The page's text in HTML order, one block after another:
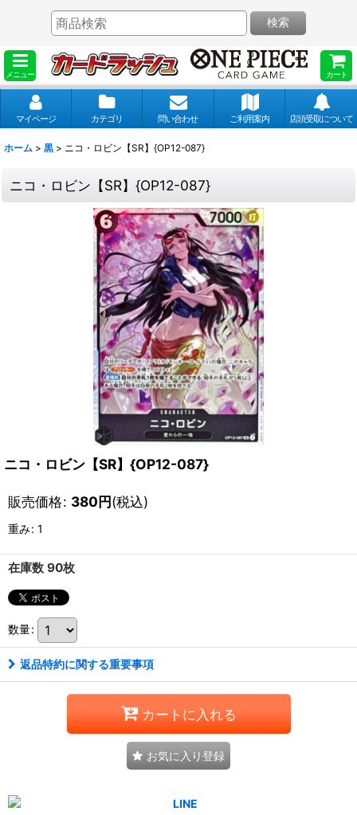
メニュー カート
検索
マイページ カテゴリ 問い合わせ ご利用案内 店頭受取について
ホーム > 黒 > ニコ・ロビン【SR】{OP12-087}
ニコ・ロビン【SR】{OP12-087}
ニコ・ロビン【SR】{OP12-087}
販売価格: 380円(税込)
重み: 1
在庫数 90枚
数量:
返品特約に関する重要事項
カートに入れる
お気に入り登録